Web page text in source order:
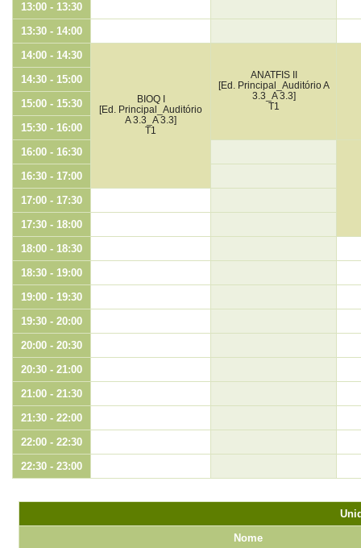
13:00 - 13:30
13:30 - 14:00
14:00 - 14:30
BIOQ I
[Ed. Principal_Auditório
A 3.3_A 3.3]
T1
ANATFIS II
[Ed. Principal_Auditório A
3.3_A 3.3]
T1
14:30 - 15:00
15:00 - 15:30
15:30 - 16:00
16:00 - 16:30
16:30 - 17:00
17:00 - 17:30
17:30 - 18:00
18:00 - 18:30
18:30 - 19:00
19:00 - 19:30
19:30 - 20:00
20:00 - 20:30
20:30 - 21:00
21:00 - 21:30
21:30 - 22:00
22:00 - 22:30
22:30 - 23:00
Nome